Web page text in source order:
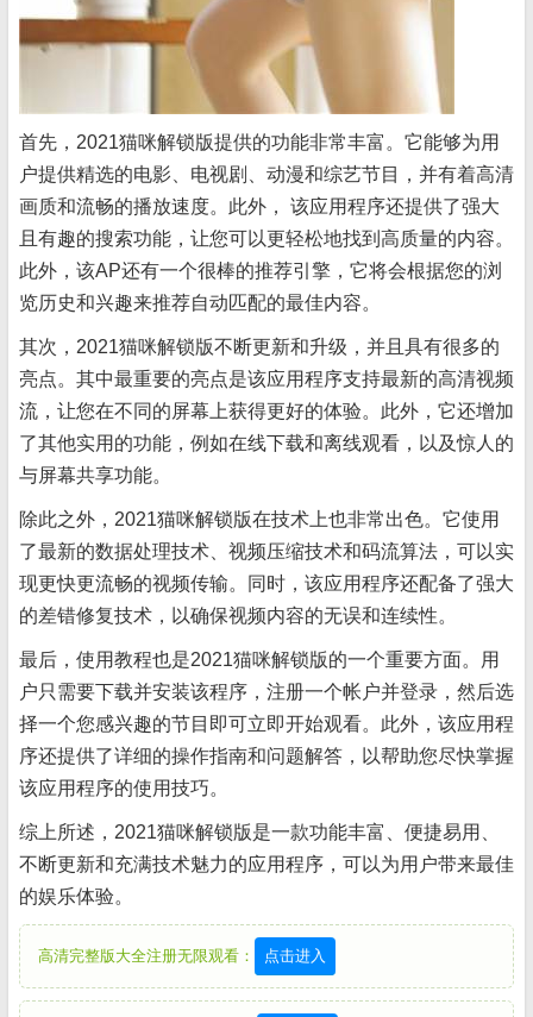
首先，2021猫咪解锁版提供的功能非常丰富。它能够为用
户提供精选的电影、电视剧、动漫和综艺节目，并有着高清
画质和流畅的播放速度。此外， 该应用程序还提供了强大
且有趣的搜索功能，让您可以更轻松地找到高质量的内容。
此外，该AP还有一个很棒的推荐引擎，它将会根据您的浏
览历史和兴趣来推荐自动匹配的最佳内容。
其次，2021猫咪解锁版不断更新和升级，并且具有很多的
亮点。其中最重要的亮点是该应用程序支持最新的高清视频
流，让您在不同的屏幕上获得更好的体验。此外，它还增加
了其他实用的功能，例如在线下载和离线观看，以及惊人的
与屏幕共享功能。
除此之外，2021猫咪解锁版在技术上也非常出色。它使用
了最新的数据处理技术、视频压缩技术和码流算法，可以实
现更快更流畅的视频传输。同时，该应用程序还配备了强大
的差错修复技术，以确保视频内容的无误和连续性。
最后，使用教程也是2021猫咪解锁版的一个重要方面。用
户只需要下载并安装该程序，注册一个帐户并登录，然后选
择一个您感兴趣的节目即可立即开始观看。此外，该应用程
序还提供了详细的操作指南和问题解答，以帮助您尽快掌握
该应用程序的使用技巧。
综上所述，2021猫咪解锁版是一款功能丰富、便捷易用、
不断更新和充满技术魅力的应用程序，可以为用户带来最佳
的娱乐体验。
高清完整版大全注册无限观看： 点击进入